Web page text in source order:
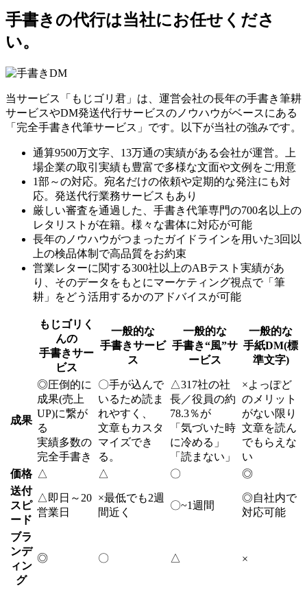
手書きの代行は当社にお任せくださ
い。
当サービス「もじゴリ君」は、運営会社の長年の手書き筆耕
サービスやDM発送代行サービスのノウハウがベースにある
「完全手書き代筆サービス」です。以下が当社の強みです。
通算9500万文字、13万通の実績がある会社が運営。上
場企業の取引実績も豊富で多様な文面や文例をご用意
1部～の対応。宛名だけの依頼や定期的な発注にも対
応。発送代行業務サービスもあり
厳しい審査を通過した、手書き代筆専門の700名以上の
レタリストが在籍。様々な書体に対応が可能
長年のノウハウがつまったガイドラインを用いた3回以
上の検品体制で高品質をお約束
営業レターに関する300社以上のABテスト実績があ
り、そのデータをもとにマーケティング視点で「筆
耕」をどう活用するかのアドバイスが可能
もじゴリく
んの
手書きサー
ビス
一般的な
手書きサービ
ス
一般的な
手書き“風”サ
ービス
一般的な
手紙DM(標
準文字)
成果
◎圧倒的に
成果(売上
UP)に繋が
る
実績多数の
完全手書き
〇手が込んで
いるため読ま
れやすく、
文章もカスタ
マイズでき
る。
△317社の社
長／役員の約
78.3％が
「気づいた時
に冷める」
「読まない」
×よっぽど
のメリット
がない限り
文章を読ん
でもらえな
い
価格 △ △ 〇
◎
送付
スピ
ード
△ 即日～20
営業日
×最低でも2週
間近く
〇~1週間
◎自社内で
対応可能
ブラ
ンデ
ィン
グ
◎ 〇 △ ×